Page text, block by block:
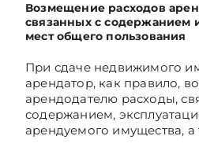
Возмещение расходов
связанных с содержанием
мест общего пользования
При сдаче недвижимого
арендатор, как правило,
арендодателю расходы,
содержанием,
арендуемого имущества, а